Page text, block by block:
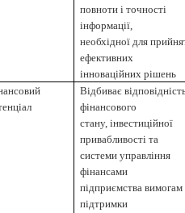
повноти і точності
інформації,
необхідної для
ефективних
інноваційних рішень
Відбиває
фінансового
стану, інвестиційної
привабливості та
системи управління
фінансами
підприємства вимогам
підтримки